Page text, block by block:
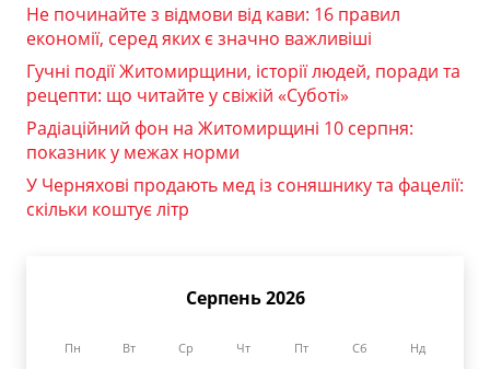
Не починайте з відмови від кави: 16 правил
економії, серед яких є значно важливіші
Гучні події Житомирщини, історії людей, поради та
рецепти: що читайте у свіжій «Суботі»
Радіаційний фон на Житомирщині 10 серпня:
показник у межах норми
У Черняхові продають мед із соняшнику та фацелії:
скільки коштує літр
Серпень 2026
Пн Вт Ср Чт Пт Сб Нд